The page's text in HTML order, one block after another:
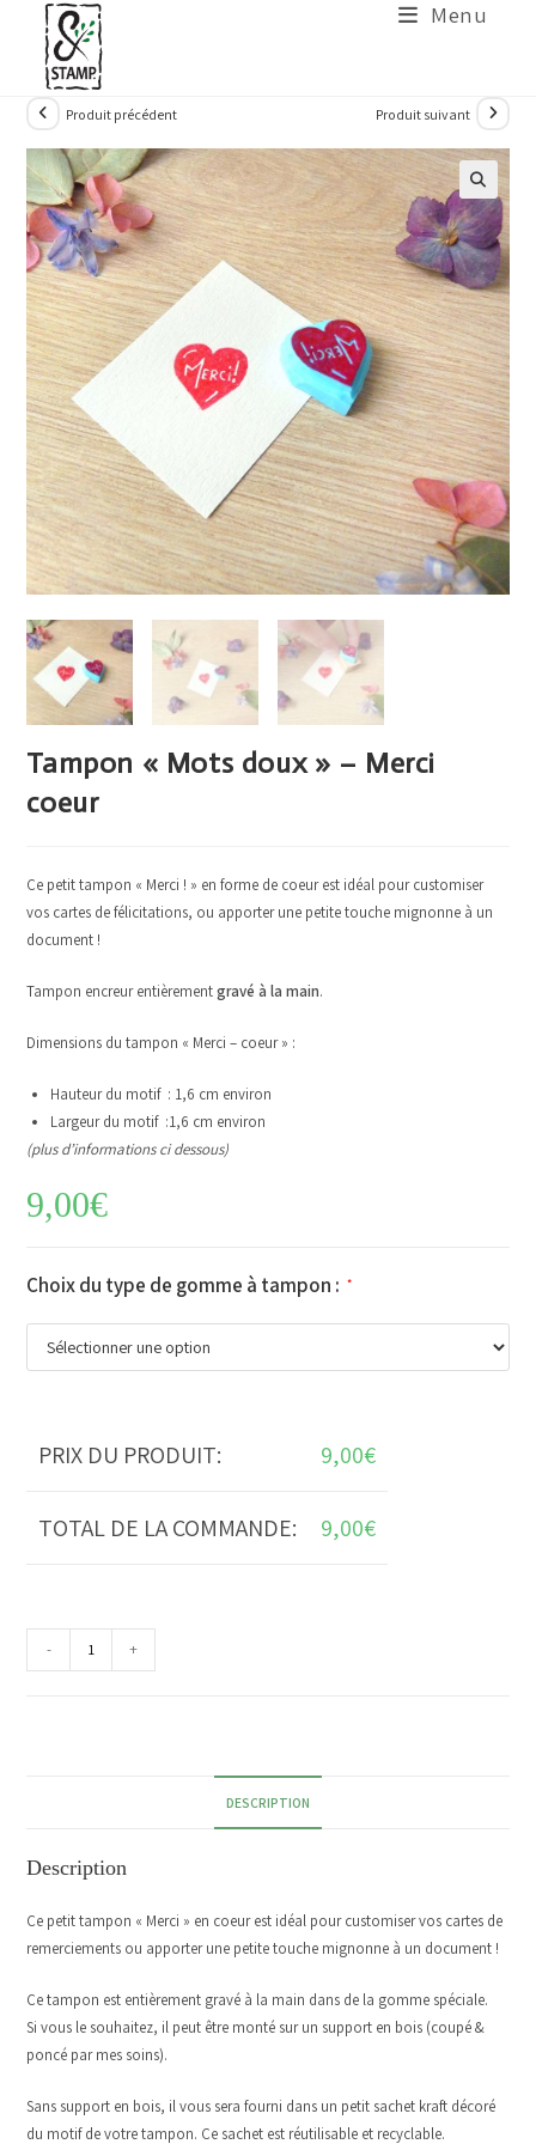
Menu
Produit précédent Produit suivant
Tampon « Mots doux » – Merci
coeur
Ce petit tampon « Merci ! » en forme de coeur est idéal pour customiser
vos cartes de félicitations, ou apporter une petite touche mignonne à un
document !
Tampon encreur entièrementgravé à la main.
Dimensions du tampon « Merci – coeur » :
Hauteur du motif : 1,6 cm environ
Largeur du motif :1,6 cm environ
(plus d’informations ci dessous)
9,00€
Choix du type de gomme à tampon : *
PRIX DU PRODUIT: 9,00€
TOTAL DE LA COMMANDE: 9,00€
- +
DESCRIPTION
Description
Ce petit tampon « Merci » en coeur est idéal pour customiser vos cartes de
remerciements ou apporter une petite touche mignonne à un document !
Ce tampon est entièrement gravé à la main dans de la gomme spéciale.
Si vous le souhaitez, il peut être monté sur un support en bois (coupé &
poncé par mes soins).
Sans support en bois, il vous sera fourni dans un petit sachet kraft décoré
du motif de votre tampon. Ce sachet est réutilisable et recyclable.